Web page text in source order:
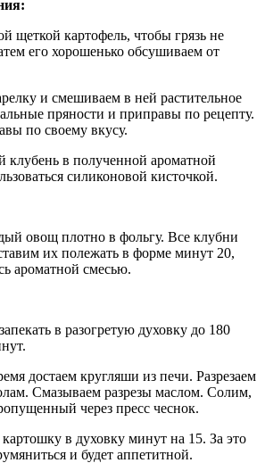
щеткой картофель, чтобы грязь не
его хорошенько обсушиваем от
и смешиваем в ней растительное
пряности и приправы по рецепту.
по своему вкусу.
в полученной ароматной
силиконовой кисточкой.
овощ плотно в фольгу. Все клубни
их полежать в форме минут 20,
ароматной смесью.
в разогретую духовку до 180
достаем кругляши из печи. Разрезаем
Смазываем разрезы маслом. Солим,
через пресс чеснок.
в духовку минут на 15. За это
и будет аппетитной.